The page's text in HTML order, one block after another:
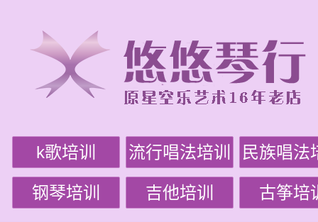
k歌培训 流行唱法培训 民族唱法
钢琴培训 吉他培训 古筝培